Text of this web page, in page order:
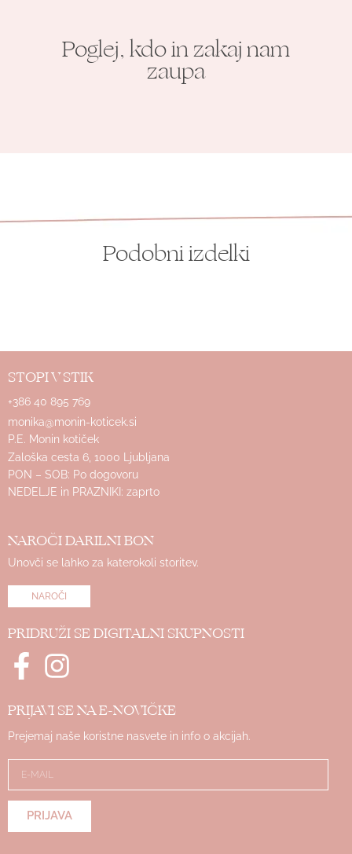
Poglej, kdo in zakaj nam
zaupa
Podobni izdelki
STOPI V STIK
+386 40 895 769
monika@monin-koticek.si
P.E. Monin kotiček
Zaloška cesta 6, 1000 Ljubljana
PON – SOB: Po dogovoru
NEDELJE in PRAZNIKI: zaprto
NAROČI DARILNI BON
Unovči se lahko za katerokoli storitev.
NAROČI
PRIDRUŽI SE DIGITALNI SKUPNOSTI
PRIJAVI SE NA E-NOVIČKE
Prejemaj naše koristne nasvete in info o akcijah.
PRIJAVA